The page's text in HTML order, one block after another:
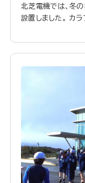
北芝電機では、冬
設置しました。 カ
す。 地域の皆さま
い気持ちになっていただ
とともに歩む企業